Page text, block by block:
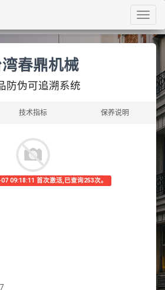
湾春鼎机械
防伪可追溯系统
技术指标 保养说明
09:18:11 首次激活,已查询253次。